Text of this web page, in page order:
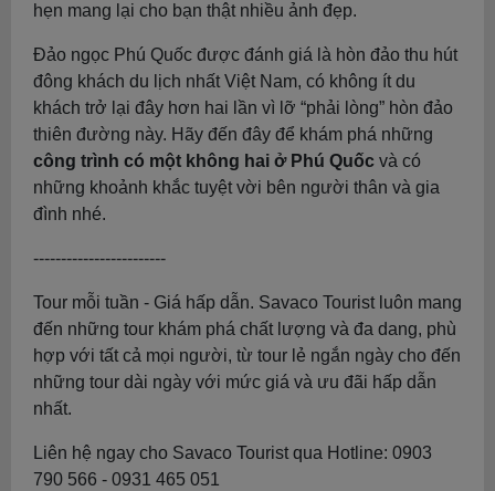
hẹn mang lại cho bạn thật nhiều ảnh đẹp.
Đảo ngọc Phú Quốc được đánh giá là hòn đảo thu hút
đông khách du lịch nhất Việt Nam, có không ít du
khách trở lại đây hơn hai lần vì lỡ “phải lòng” hòn đảo
thiên đường này. Hãy đến đây để khám phá những
công trình có một không hai ở Phú Quốc và có
những khoảnh khắc tuyệt vời bên người thân và gia
đình nhé.
------------------------
Tour mỗi tuần - Giá hấp dẫn. Savaco Tourist luôn mang
đến những tour khám phá chất lượng và đa dang, phù
hợp với tất cả mọi người, từ tour lẻ ngắn ngày cho đến
những tour dài ngày với mức giá và ưu đãi hấp dẫn
nhất.
Liên hệ ngay cho Savaco Tourist qua Hotline: 0903
790 566 - 0931 465 051